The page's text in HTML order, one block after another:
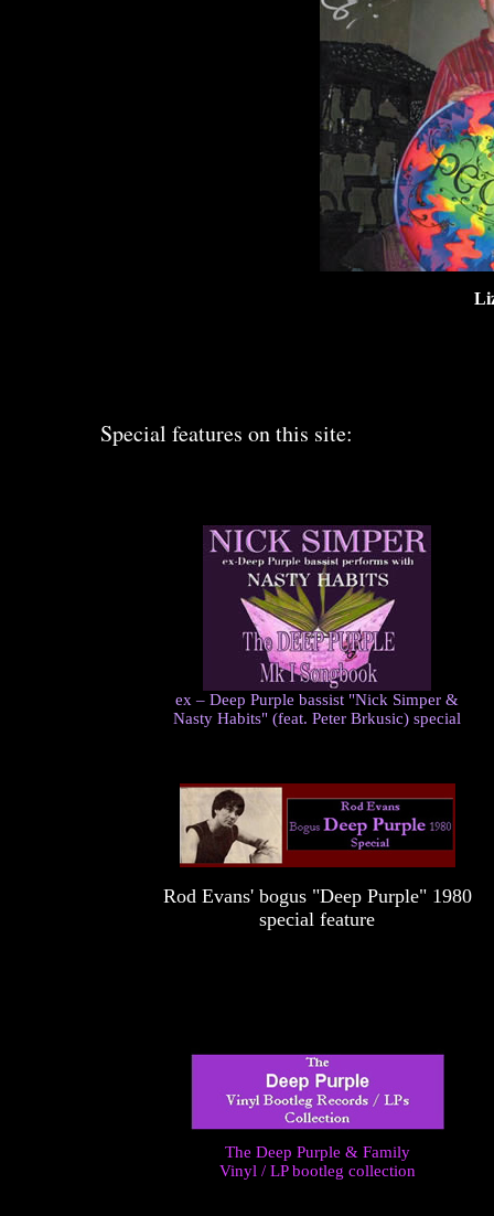
Special features on this site:
ex – Deep Purple bassist "Nick Simper &
Nasty Habits" (feat. Peter Brkusic) special
Rod Evans' bogus "Deep Purple" 1980
special feature
The Deep Purple & Family
Vinyl / LP bootleg collection